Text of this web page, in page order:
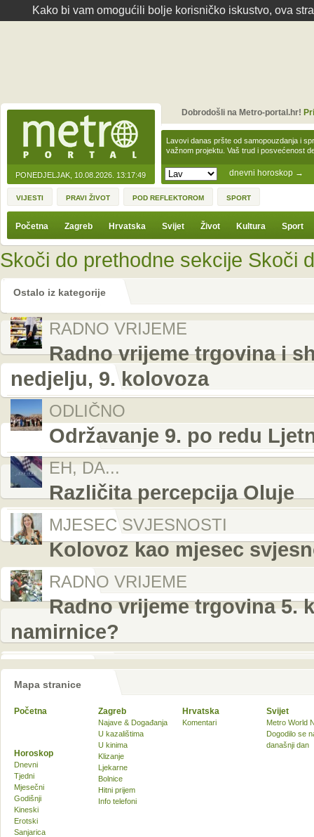
Kako bi vam omogućili bolje korisničko iskustvo, ova
PONEDJELJAK, 10.08.2026. 13:17:49 dnevni horoskop →
Lavovi danas pršte od samopouzdanja i
važnom projektu. Vaš trud i posvećenost
Dobrodošli na Metro-portal.hr!
VIJESTI PRAVI ŽIVOT POD REFLEKTOROM SPORT
Početna Zagreb Hrvatska Svijet Život Kultura Sport
Skoči do prethodne sekcije Skoči
Ostalo iz kategorije
RADNO VRIJEME
Radno vrijeme trgovina i
nedjelju, 9. kolovoza
ODLIČNO
Održavanje 9. po redu
EH, DA...
Različita percepcija Oluje
MJESEC SVJESNOSTI
Kolovoz kao mjesec
RADNO VRIJEME
Radno vrijeme trgovina 5.
namirnice?
Mapa stranice
Početna Zagreb
Najave & Događanja
U kazalištima
U kinima
Klizanje
Ljekarne
Bolnice
Hitni prijem
Info telefoni
Hrvatska
Komentari
Svijet
Metro World
Dogodilo se
današnji dan
Horoskop
Dnevni
Tjedni
Mjesečni
Godišnji
Kineski
Erotski
Sanjarica